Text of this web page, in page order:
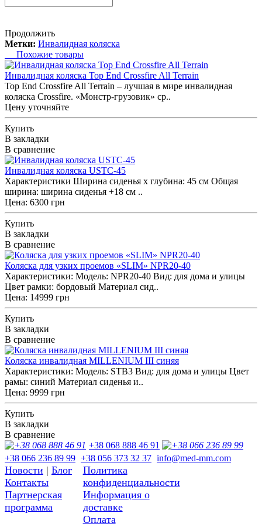
Продолжить
Метки: Инвалидная коляска
Похожие товары
Инвалидная коляска Top End Crossfire All Terrain
Top End Crossfire All Terrain – лучшая в мире инвалидная
коляска Crossfire. «Монстр-грузовик» ср..
Цену уточняйте
Купить
В закладки
В сравнение
Инвалидная коляска USTC-45
Характеристики Ширина сиденья х глубина: 45 см Общая
ширина: ширина сиденья +18 см ..
Цена: 6300 грн
Купить
В закладки
В сравнение
Коляска для узких проемов «SLIM» NPR20-40
Характеристики: Модель: NPR20-40 Вид: для дома и улицы
Цвет рамки: бордовый Материал сид..
Цена: 14999 грн
Купить
В закладки
В сравнение
Коляска инвалидная MILLENIUM III синяя
Характеристики: Модель: STB3 Вид: для дома и улицы Цвет
рамы: синий Материал сиденья и..
Цена: 9999 грн
Купить
В закладки
В сравнение
+38 068 888 46 91
+38 066 236 89 99 +38 056 373 32 37 info@med-mm.com
Новости | Блог
Контакты
Партнерская
программа
Политика
конфиденциальности
Информация о
доставке
Оплата